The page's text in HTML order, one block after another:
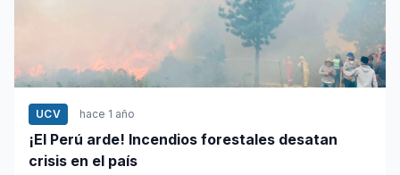
UCV hace 1 año
¡El Perú arde! Incendios forestales desatan
crisis en el país